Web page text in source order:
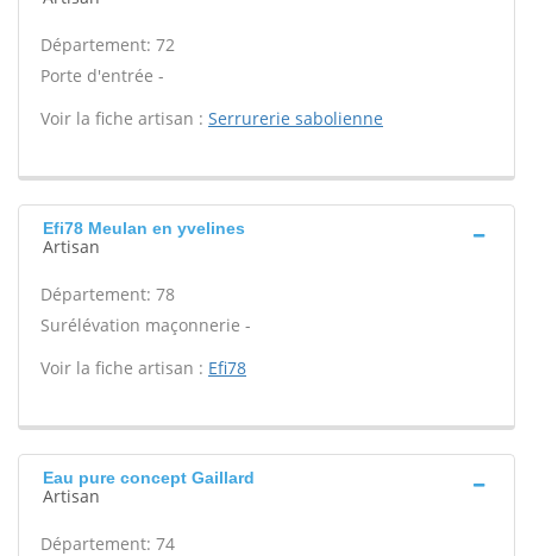
Département: 72
Porte d'entrée -
Voir la fiche artisan : Serrurerie sabolienne
Efi78 Meulan en yvelines
Artisan
Département: 78
Surélévation maçonnerie -
Voir la fiche artisan : Efi78
Eau pure concept Gaillard
Artisan
Département: 74